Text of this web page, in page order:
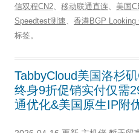
信双程CN2、 移动联通直连、 美国
Speedtest测速、 香港BGP Looking
标签。
TabbyCloud美国洛杉
终身9折促销实付仅需
通优化&美国原生IP附